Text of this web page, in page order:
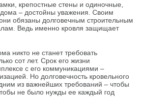
крепостные стены и одиночные,
– достойны уважения. Своим
обязаны долговечным строительным
Ведь именно кровля защищает
никто не станет требовать
сот лет. Срок его жизни
с его коммуникациями –
Но долговечность кровельного
из важнейших требований – чтобы
не было нужды ее каждый год